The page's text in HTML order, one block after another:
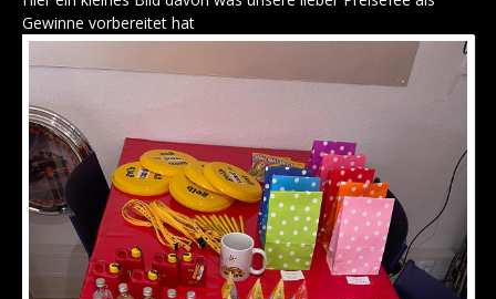
Gewinne vorbereitet hat